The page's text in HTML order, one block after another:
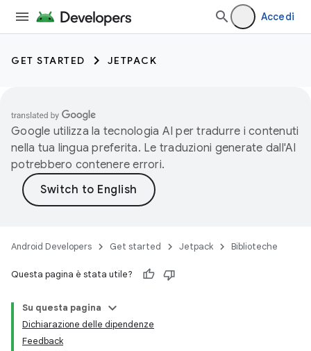
Accedi
GET STARTED JETPACK
Google utilizza la tecnologia AI per tradurre i contenuti
nella tua lingua preferita. Le traduzioni generate dall'AI
potrebbero contenere errori.
Android Developers Get started Jetpack Biblioteche
Questa pagina è stata utile?
Su questa pagina
Dichiarazione delle dipendenze
Feedback